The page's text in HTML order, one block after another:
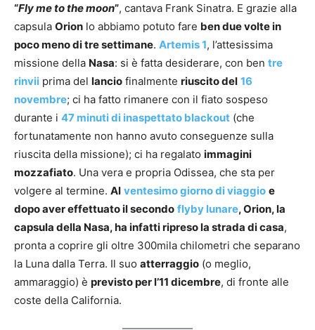
“Fly me to the moon”, cantava Frank Sinatra. E grazie alla
capsula Orion lo abbiamo potuto fare ben due volte in
poco meno di tre settimane. Artemis 1, l’attesissima
missione della Nasa: si è fatta desiderare, con ben tre
rinvii prima del lancio finalmente riuscito del 16
novembre; ci ha fatto rimanere con il fiato sospeso
durante i 47 minuti di inaspettato blackout (che
fortunatamente non hanno avuto conseguenze sulla
riuscita della missione); ci ha regalato immagini
mozzafiato. Una vera e propria Odissea, che sta per
volgere al termine. Al ventesimo giorno di viaggio e
dopo aver effettuato il secondo flyby lunare, Orion, la
capsula della Nasa, ha infatti ripreso la strada di casa,
pronta a coprire gli oltre 300mila chilometri che separano
la Luna dalla Terra. Il suo atterraggio (o meglio,
ammaraggio) è previsto per l’11 dicembre, di fronte alle
coste della California.